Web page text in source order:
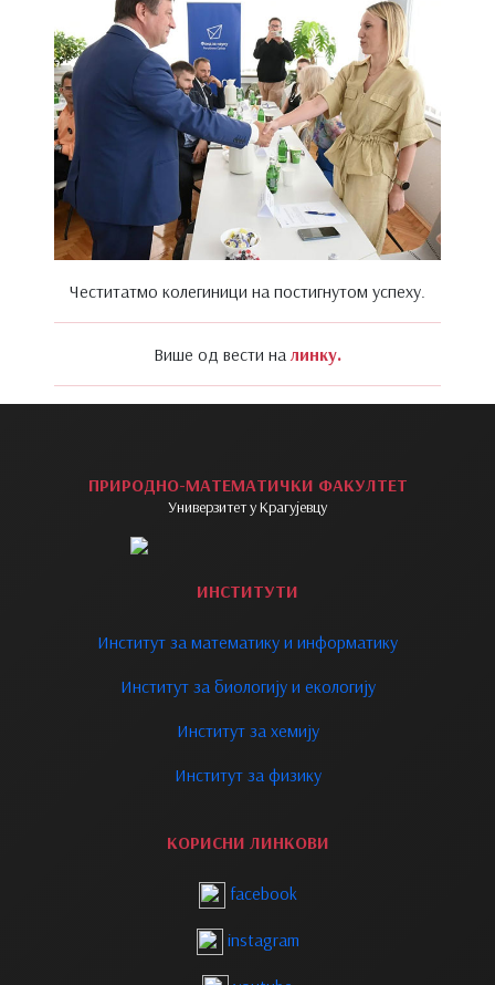
Честитатмо колегиници на постигнутом успеху.
Више од вести на линку.
ПРИРОДНО-МАТЕМАТИЧКИ ФАКУЛТЕТ
Универзитет у Крагујевцу
ИНСТИТУТИ
Институт за математику и информатику
Институт за биологију и екологију
Институт за хемију
Институт за физику
КОРИСНИ ЛИНКОВИ
facebook
instagram